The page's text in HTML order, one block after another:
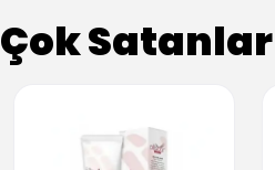
Çok Satanlar